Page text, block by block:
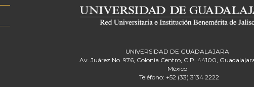
UNIVERSIDAD DE GUADALAJARA
Av. Juárez No. 976, Colonia Centro, C.P. 44100,
México
Teléfono: +52 (33) 3134 2222